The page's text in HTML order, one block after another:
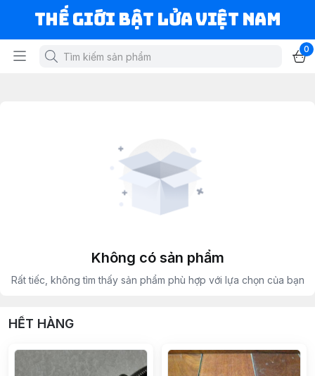
Thế Giới Bật Lửa Việt Nam
0
Không có sản phẩm
Rất tiếc, không tìm thấy sản phẩm phù hợp với lựa chọn của bạn
HẾT HÀNG